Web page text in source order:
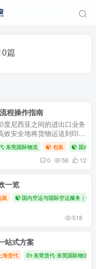
篇
程操作指南
度尼西亚之间的进出口业务
效安全地将货物运送到印
关重要。本文将为您全面解
-东莞国际物流 包装 国内空
0 58 12
一览
装 国内空运与国际空运服务｜中
518
站式方案
海货代 东莞货代-东莞国际物流